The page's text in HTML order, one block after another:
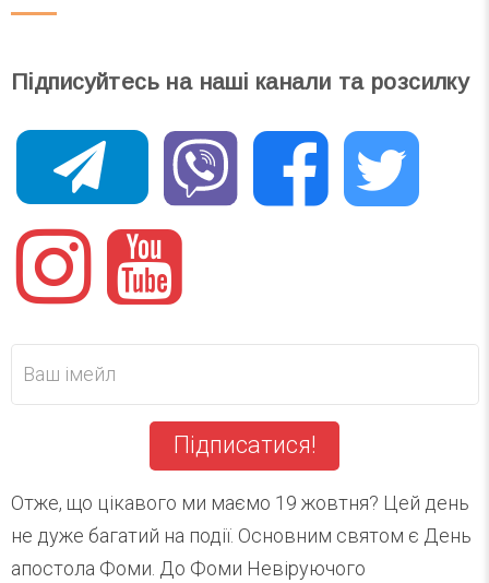
Підписуйтесь на наші канали та розсилку
Підписатися!
Отже, що цікавого ми маємо 19 жовтня? Цей день
не дуже багатий на події. Основним святом є День
апостола Фоми. До Фоми Невіруючого